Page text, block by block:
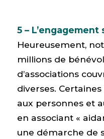
5 – L’engagement
Heureusement,
millions de
d’associations
diverses.
aux personnes et
en associant «
une démarche de